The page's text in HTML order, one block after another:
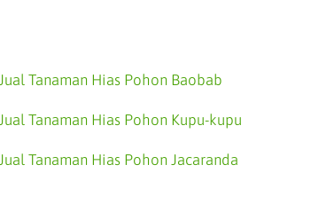
Jual Tanaman Hias Pohon Baobab
Jual Tanaman Hias Pohon Kupu-kupu
Jual Tanaman Hias Pohon Jacaranda